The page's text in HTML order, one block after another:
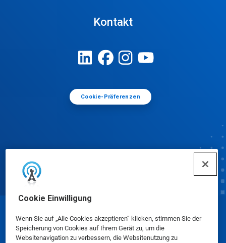
Cookie Einwilligung
Wenn Sie auf „Alle Cookies akzeptieren“ klicken, stimmen Sie der
Speicherung von Cookies auf Ihrem Gerät zu, um die
Websitenavigation zu verbessern, die Websitenutzung zu
Kontakt
Cookie-Präferenzen
© Ecolab Inc. 2025